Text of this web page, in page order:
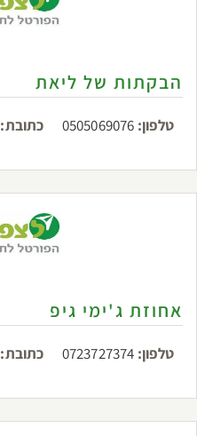
הבקתות של ליאת
טלפון: 0505069076 כתובת:
אחוזת ג'ימי גיפ
טלפון: 0723727374 כתובת: